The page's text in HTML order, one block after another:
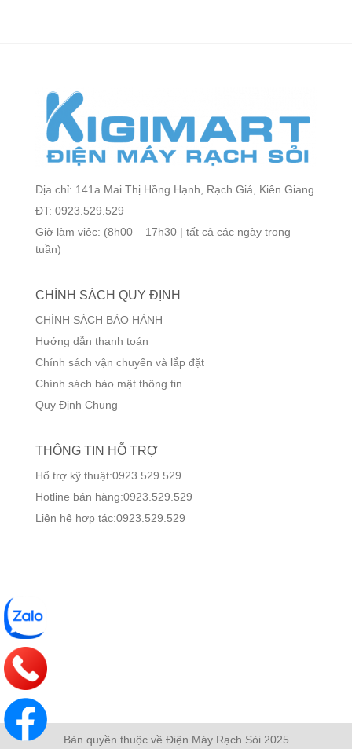
Địa chỉ: 141a Mai Thị Hồng Hạnh, Rạch Giá, Kiên Giang
ĐT: 0923.529.529
Giờ làm việc: (8h00 – 17h30 | tất cả các ngày trong
tuần)
CHÍNH SÁCH QUY ĐỊNH
CHÍNH SÁCH BẢO HÀNH
Hướng dẫn thanh toán
Chính sách vận chuyển và lắp đặt
Chính sách bảo mật thông tin
Quy Định Chung
THÔNG TIN HỖ TRỢ
Hổ trợ kỹ thuật:0923.529.529
Hotline bán hàng:0923.529.529
Liên hệ hợp tác:0923.529.529
Bản quyền thuộc về Điện Máy Rạch Sỏi 2025